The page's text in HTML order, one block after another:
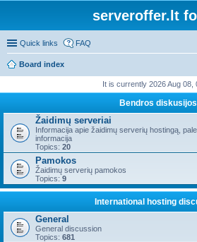
serveroffer.lt
Quick links FAQ
Board index
It is currently 2026 Aug 08,
Bendros diskusijos
Žaidimų serveriai
Informacija apie žaidimų serverių hostingą,
informacija
Topics: 20
Pamokos
Žaidimų serverių pamokos
Topics: 9
International hosting
General
General discussion
Topics: 681